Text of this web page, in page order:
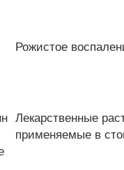
Рожистое
Лекарственные
применяемые в